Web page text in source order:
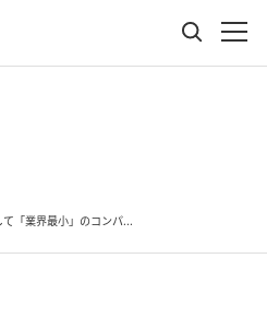
「業界最小」のコンパ...